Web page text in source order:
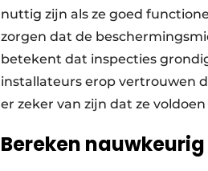
nuttig zijn als ze goed
zorgen dat de
betekent dat inspecties
installateurs erop vertrouwen
er zeker van zijn dat ze
Bereken